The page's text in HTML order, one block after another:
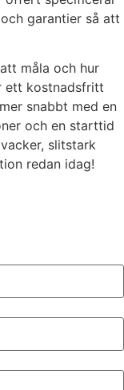
garantier så att
måla och hur
ett kostnadsfritt
snabbt med en
och en starttid
slitstark
redan idag!